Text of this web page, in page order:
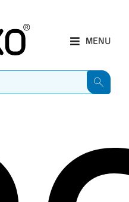
MENU